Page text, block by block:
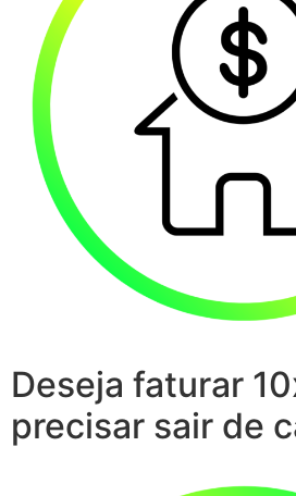
Deseja faturar
precisar sair de